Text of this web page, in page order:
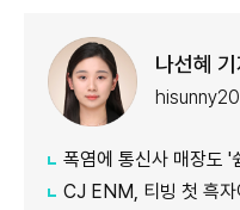
나선혜
폭염에 통신사 매장도 '
CJ ENM, 티빙 첫 흑자에